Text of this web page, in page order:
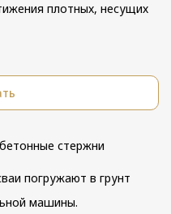
плотных, несущих
стержни
погружают в грунт
машины.